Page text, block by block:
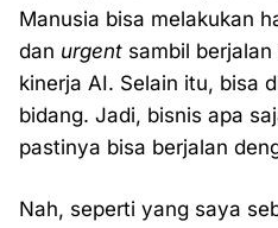
Manusia bisa melakukan
dan urgent sambil
kinerja AI. Selain itu, bisa
bidang. Jadi, bisnis apa
pastinya bisa berjalan
Nah, seperti yang saya